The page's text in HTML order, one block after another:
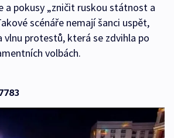
a pokusy „zničit ruskou státnost a
scénáře nemají šanci uspět,
vlnu protestů, která se zdvihla po
volbách.